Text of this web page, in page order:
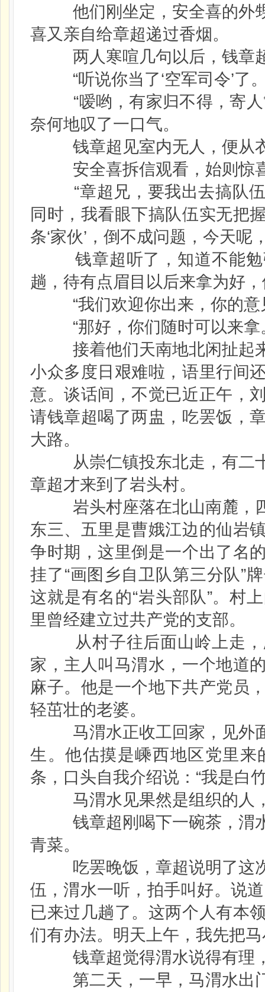
他们刚坐定，安全喜的外甥
喜又亲自给章超递过香烟。
两人寒喧几句以后，钱章
“听说你当了‘空军司令’了
“嗳哟，有家归不得，寄人
奈何地叹了一口气。
钱章超见室内无人，便从衣
安全喜拆信观看，始则惊喜
“章超兄，要我出去搞队伍
同时，我看眼下搞队伍实无把
条‘家伙’，倒不成问题，今天呢
钱章超听了，知道不能勉
趟，待有点眉目以后来拿为好
“我们欢迎你出来，你的意
“那好，你们随时可以来拿
接着他们天南地北闲扯起来
小众多度日艰难啦，语里行间
意。谈话间，不觉已近正午，
请钱章超喝了两盅，吃罢饭，
大路。
从崇仁镇投东北走，有二十
章超才来到了岩头村。
岩头村座落在北山南麓，四
东三、五里是曹娥江边的仙岩
争时期，这里倒是一个出了名
挂了“画图乡自卫队第三分队”
这就是有名的“岩头部队”。村
里曾经建立过共产党的支部。
从村子往后面山岭上走，
家，主人叫马渭水，一个地道
麻子。他是一个地下共产党员
轻茁壮的老婆。
马渭水正收工回家，见外面
生。他估摸是嵊西地区党里
条，口头自我介绍说：“我是白
马渭水见果然是组织的人，
钱章超刚喝下一碗茶，渭水
青菜。
吃罢晚饭，章超说明了这次
伍，渭水一听，拍手叫好。说
已来过几趟了。这两个人有本
们有办法。明天上午，我先把
钱章超觉得渭水说得有理
第二天，一早，马渭水出门